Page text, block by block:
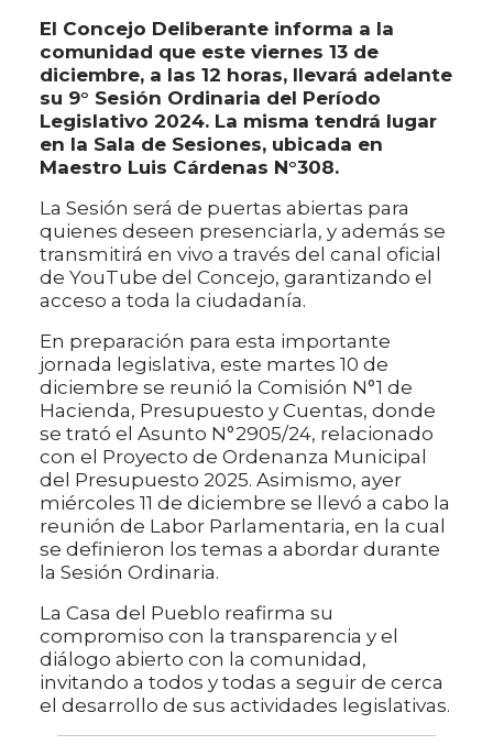
El Concejo Deliberante informa a la
comunidad que este viernes 13 de
diciembre, a las 12 horas, llevará adelante
su 9° Sesión Ordinaria del Período
Legislativo 2024. La misma tendrá lugar
en la Sala de Sesiones, ubicada en
Maestro Luis Cárdenas N°308.
La Sesión será de puertas abiertas para
quienes deseen presenciarla, y además se
transmitirá en vivo a través del canal oficial
de YouTube del Concejo, garantizando el
acceso a toda la ciudadanía.
En preparación para esta importante
jornada legislativa, este martes 10 de
diciembre se reunió la Comisión N°1 de
Hacienda, Presupuesto y Cuentas, donde
se trató el Asunto N°2905/24, relacionado
con el Proyecto de Ordenanza Municipal
del Presupuesto 2025. Asimismo, ayer
miércoles 11 de diciembre se llevó a cabo la
reunión de Labor Parlamentaria, en la cual
se definieron los temas a abordar durante
la Sesión Ordinaria.
La Casa del Pueblo reafirma su
compromiso con la transparencia y el
diálogo abierto con la comunidad,
invitando a todos y todas a seguir de cerca
el desarrollo de sus actividades legislativas.